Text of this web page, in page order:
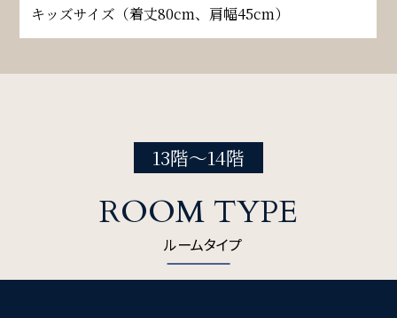
キッズサイズ（着丈80cm、肩幅45cm）
13階～14階
ROOM TYPE
ルームタイプ